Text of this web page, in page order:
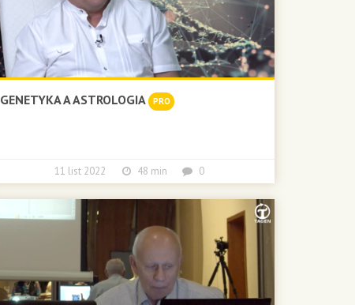
GENETYKA A ASTROLOGIA PRO
11 list 2022 48 min 0